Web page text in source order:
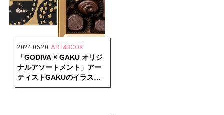
2024.06.20 ART&BOOK
「GODIVA × GAKU オリジ
ナルアソートメント」アー
ティストGAKUのイラスト
採用したパッケージで数